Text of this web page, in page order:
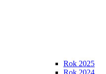
Rok 2025